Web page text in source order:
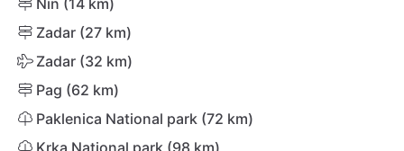
Nin (14 km)
Zadar (27 km)
Zadar (32 km)
Pag (62 km)
Paklenica National park (72 km)
Krka National park (98 km)